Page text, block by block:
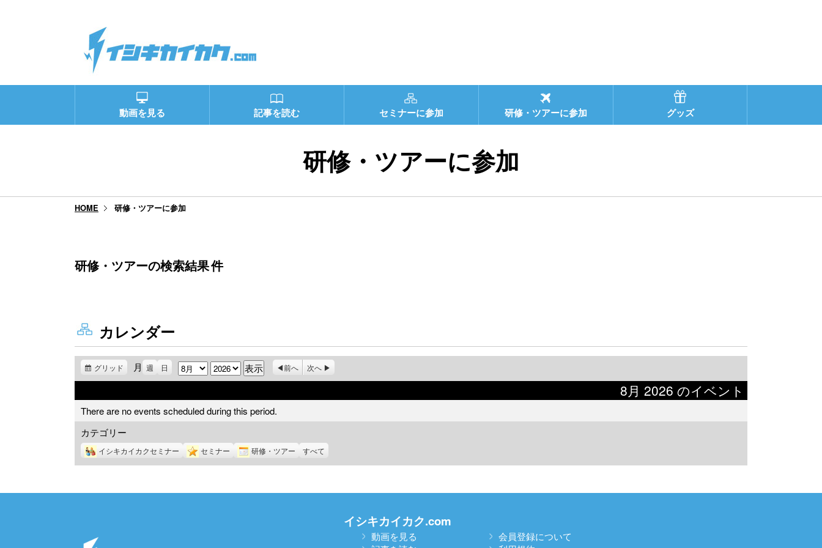
動画を見る 記事を読む セミナーに参加 研修・ツアーに参加 グッズ
研修・ツアーに参加
HOME 研修・ツアーに参加
研修・ツアーの検索結果件
カレンダー
グリッド 月 週 日 月 年 前へ 次へ
8月 2026 のイベント
There are no events scheduled during this period.
カテゴリー
イシキカイカクセミナー セミナー 研修・ツアー すべて
イシキカイカク.com
動画を見る
会員登録について